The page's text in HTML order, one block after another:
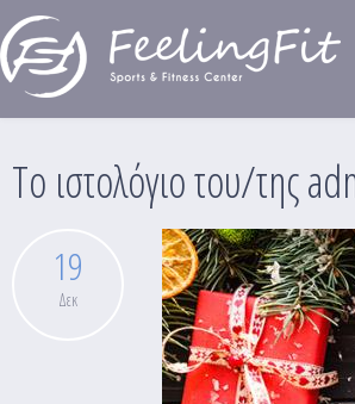
Παράκαμψη προς το κυρίως περιεχόμενο
Το ιστολόγιο του/της
19
Δεκ